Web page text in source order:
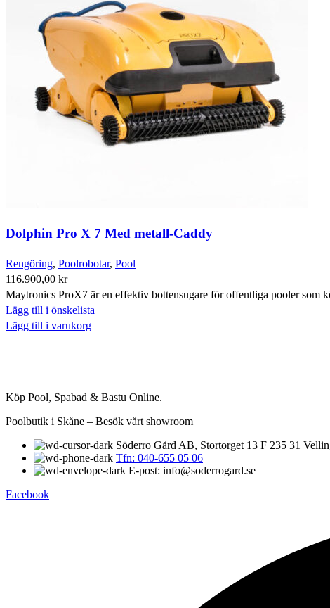
Dolphin Pro X 7 Med metall-Caddy
Rengöring, Poolrobotar, Pool
116.900,00 kr
Maytronics ProX7 är en effektiv bottensugare för offentliga pooler som
Lägg till i önskelista
Lägg till i varukorg
Köp Pool, Spabad & Bastu Online.
Poolbutik i Skåne – Besök vårt showroom
Söderro Gård AB, Stortorget 13 F 235 31
Tfn: 040-655 05 06
E-post: info@soderrogard.se
Facebook